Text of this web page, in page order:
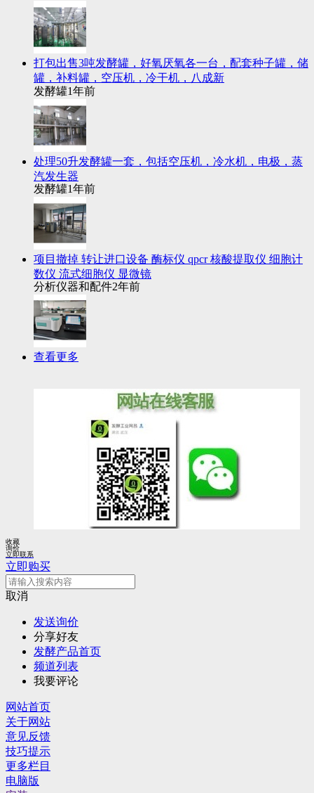
打包出售3吨发酵罐，好氧厌氧各一台，配套种子罐，储
罐，补料罐，空压机，冷干机，八成新
发酵罐1年前
处理50升发酵罐一套，包括空压机，冷水机，电极，蒸
汽发生器
发酵罐1年前
项目撤掉 转让进口设备 酶标仪 qpcr 核酸提取仪 细胞计
数仪 流式细胞仪 显微镜
分析仪器和配件2年前
查看更多
收藏
询价
立即联系
立即购买
取消
发送询价
分享好友
发酵产品首页
频道列表
我要评论
网站首页
关于网站
意见反馈
技巧提示
更多栏目
电脑版